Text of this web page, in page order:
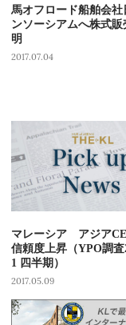
馬オフロード船舶会社
ンソーシアムへ株式販
明
2017.07.04
マレーシア アジア
信頼度上昇（YPO調査
1 四半期）
2017.05.09